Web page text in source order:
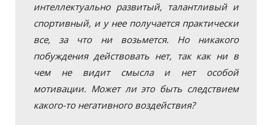
интеллектуально развитый, талантливый и
спортивный, и у нее получается практически
все, за что ни возьмется. Но никакого
побуждения действовать нет, так как ни в
чем не видит смысла и нет особой
мотивации. Может ли это быть следствием
какого-то негативного воздействия?